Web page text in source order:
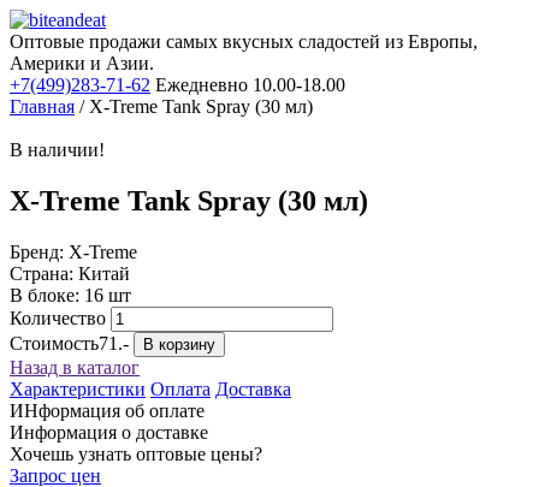
Оптовые продажи самых вкусных сладостей из Европы,
Америки и Азии.
+7(499)283-71-62 Ежедневно 10.00-18.00
Главная / X-Treme Tank Spray (30 мл)
В наличии!
X-Treme Tank Spray (30 мл)
Бренд: X-Treme
Страна: Китай
В блоке: 16 шт
Количество
Стоимость71.- В корзину
Назад в каталог
Характеристики Оплата Доставка
ИНформация об оплате
Информация о доставке
Хочешь узнать оптовые цены?
Запрос цен